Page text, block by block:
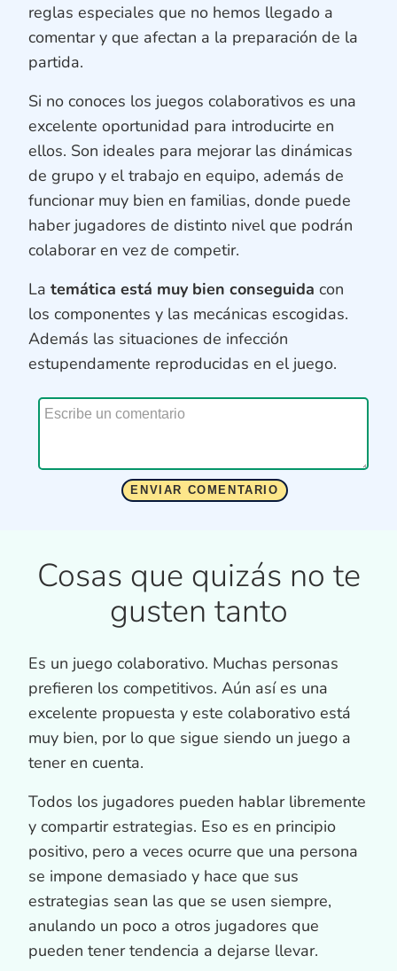
reglas especiales que no hemos llegado a
comentar y que afectan a la preparación de la
partida.
Si no conoces los juegos colaborativos es una
excelente oportunidad para introducirte en
ellos. Son ideales para mejorar las dinámicas
de grupo y el trabajo en equipo, además de
funcionar muy bien en familias, donde puede
haber jugadores de distinto nivel que podrán
colaborar en vez de competir.
La temática está muy bien conseguida con
los componentes y las mecánicas escogidas.
Además las situaciones de infección
estupendamente reproducidas en el juego.
Cosas que quizás no te
gusten tanto
Es un juego colaborativo. Muchas personas
prefieren los competitivos. Aún así es una
excelente propuesta y este colaborativo está
muy bien, por lo que sigue siendo un juego a
tener en cuenta.
Todos los jugadores pueden hablar libremente
y compartir estrategias. Eso es en principio
positivo, pero a veces ocurre que una persona
se impone demasiado y hace que sus
estrategias sean las que se usen siempre,
anulando un poco a otros jugadores que
pueden tener tendencia a dejarse llevar.